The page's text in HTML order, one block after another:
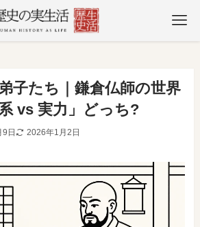
子たち｜鎌倉仏師の世界
vs 実力」どっち?
日 2026年1月2日